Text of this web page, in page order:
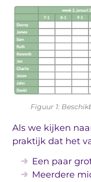
Figuur 1:
Als we kijken
praktijk dat het
Een paar
Meerdere